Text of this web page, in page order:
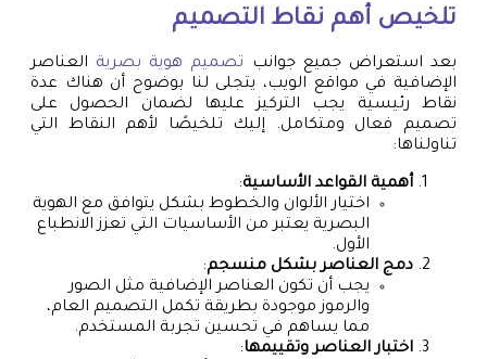
تلخيص أهم نقاط التصميم
بعد استعراض جميع جوانب تصميم هوية بصرية العناصر
الإضافية في مواقع الويب، يتجلى لنا بوضوح أن هناك عدة
نقاط رئيسية يجب التركيز عليها لضمان الحصول على
تصميم فعال ومتكامل. إليك تلخيصًا لأهم النقاط التي
تناولناها:
أهمية القواعد الأساسية:
اختيار الألوان والخطوط بشكل يتوافق مع الهوية
البصرية يعتبر من الأساسيات التي تعزز الانطباع
الأول.
دمج العناصر بشكل منسجم:
يجب أن تكون العناصر الإضافية مثل الصور
والرموز موجودة بطريقة تكمل التصميم العام،
مما يساهم في تحسين تجربة المستخدم.
اختبار العناصر وتقييمها: